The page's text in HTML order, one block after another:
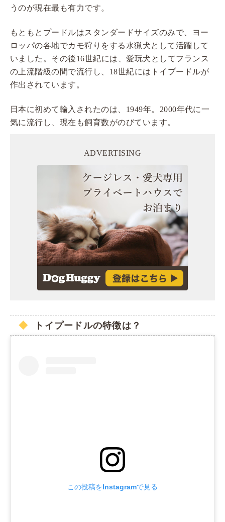
うのが現在最も有力です。
もともとプードルはスタンダードサイズのみで、ヨー
ロッパの各地でカモ狩りをする水猟犬として活躍して
いました。その後16世紀には、愛玩犬としてフランス
の上流階級の間で流行し、18世紀にはトイプードルが
作出されています。
日本に初めて輸入されたのは、1949年。2000年代に一
気に流行し、現在も飼育数がのびています。
ADVERTISING
トイプードルの特徴は？
この投稿をInstagramで見る